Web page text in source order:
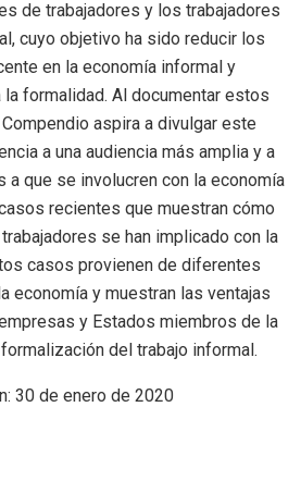
de trabajadores y los trabajadores
cuyo objetivo ha sido reducir los
en la economía informal y
formalidad. Al documentar estos
aspira a divulgar este
a una audiencia más amplia y a
a que se involucren con la economía
recientes que muestran cómo
se han implicado con la
casos provienen de diferentes
economía y muestran las ventajas
y Estados miembros de la
del trabajo informal.
30 de enero de 2020